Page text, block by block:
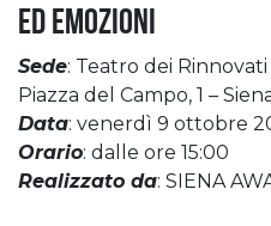
ed emozioni
Sede: Teatro dei Rinnovati |
Piazza del Campo, 1 –
Data: venerdì 9 ottobre
Orario: dalle ore 15:00
Realizzato da: SIENA